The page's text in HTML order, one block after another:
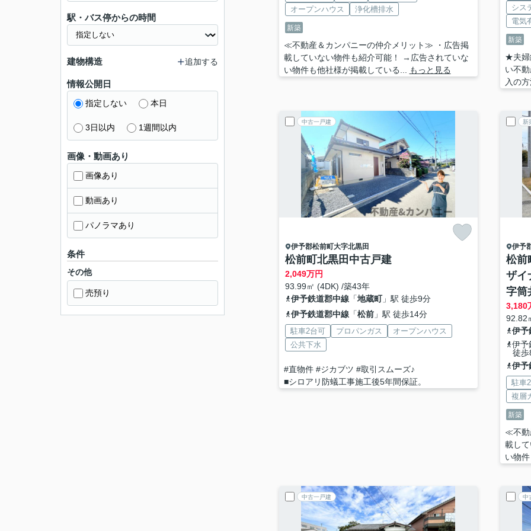
オープンハウス 浄化槽排水
新築
≪不動産＆カンパニーの仲介メリット≫ ・広告掲
載していない物件も紹介可能！ →広告されていな
い物件も他社様が掲載している...
もっと見る
シス
電気
新築
★夫婦
い不
入の
中古一戸建
伊予郡松前町大字北黒田
松前町北黒田中古戸建
2,049万円
93.99㎡ (4DK) /築43年
伊予鉄道郡中線「地蔵町」駅 徒歩9分
伊予鉄道郡中線「松前」駅 徒歩14分
駐車2台可 プロパンガス
オープンハウス
公共下水
#直物件 #ジカブツ #取引スムーズ♪
■シロアリ防蟻工事施工後5年間保証。
新
伊予
松前
ザイ
字筒
3,180
92.82
伊予
伊
徒歩
伊予
駐車
複層
新築
≪不動
載し
い物
中古一戸建 中
駅・バス停からの時間
建物構造 追加する
情報公開日
指定しない 本日
3日以内 1週間以内
画像・動画あり
画像あり
動画あり
パノラマあり
条件
その他
売預り